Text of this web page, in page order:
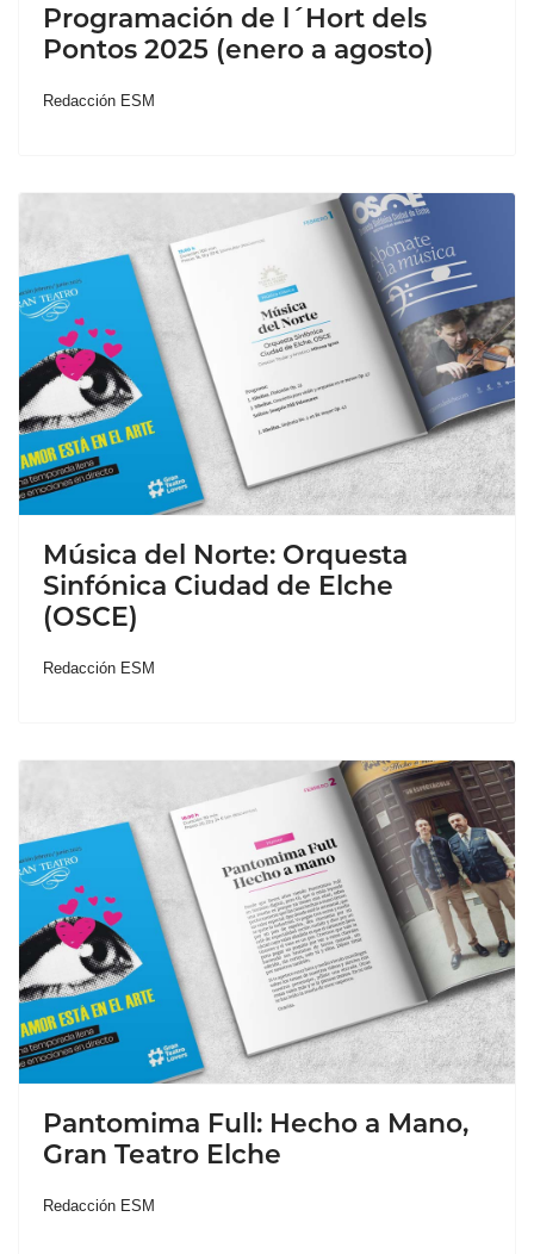
Programación de l´Hort dels
Pontos 2025 (enero a agosto)
Redacción ESM
Música del Norte: Orquesta
Sinfónica Ciudad de Elche
(OSCE)
Redacción ESM
Pantomima Full: Hecho a Mano,
Gran Teatro Elche
Redacción ESM